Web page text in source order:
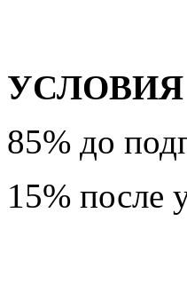
85% до
15% после